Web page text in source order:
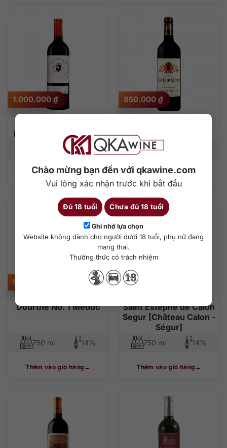
Chào mừng bạn đến với qkawine.com
Vui lòng xác nhận trước khi bắt đầu
Đủ 18 tuổi Chưa đủ 18 tuổi
Ghi nhớ lựa chọn
Website không dành cho người dưới 18 tuổi, phụ nữ đang
mang thai.
Thưởng thức có trách nhiệm
Hosten Listrac-Médoc
1.000.000 ₫
13%
Thêm vào giỏ hàng
850.000 ₫
750 ml
Thêm vào giỏ hàng
Dourthe No. 1 Médoc
585.000
750 ml 14%
Thêm vào giỏ hàng
Saint Estephe de Calon
Segur [Château Calon -
Ségur]
1.850.000
750 ml 14%
Thêm vào giỏ hàng